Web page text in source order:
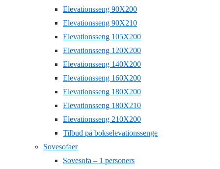
Elevationsseng 90X200
Elevationsseng 90X210
Elevationsseng 105X200
Elevationsseng 120X200
Elevationsseng 140X200
Elevationsseng 160X200
Elevationsseng 180X200
Elevationsseng 180X210
Elevationsseng 210X200
Tilbud på bokselevationssenge
Sovesofaer
Sovesofa – 1 personers